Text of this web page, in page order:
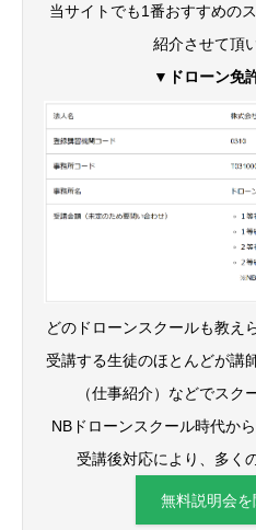
当サイトでも1番おすすめの
紹介させて頂
▼ドローン免
どのドローンスクールも教え
受講する生徒のほとんどが講
（仕事紹介）などでスク
NBドローンスクール時代か
受講後対応により、多く
無料説明会を